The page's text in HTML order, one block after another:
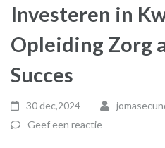
Investeren in
Opleiding Zorg
Succes
30 dec,2024
Geef een reactie